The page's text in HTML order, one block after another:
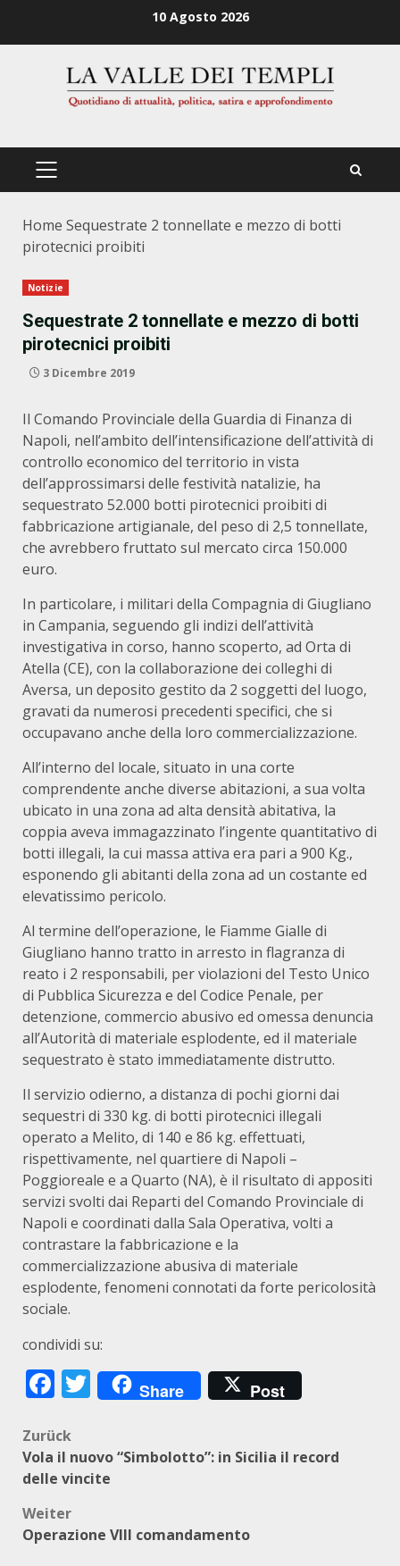
10 Agosto 2026
PRIMÄRES
Home Sequestrate 2 tonnellate e mezzo di botti
pirotecnici proibiti
Notizie
Sequestrate 2 tonnellate e mezzo di botti
pirotecnici proibiti
3 Dicembre 2019
Il Comando Provinciale della Guardia di Finanza di
Napoli, nell’ambito dell’intensificazione dell’attività di
controllo economico del territorio in vista
dell’approssimarsi delle festività natalizie, ha
sequestrato 52.000 botti pirotecnici proibiti di
fabbricazione artigianale, del peso di 2,5 tonnellate,
che avrebbero fruttato sul mercato circa 150.000
euro.
In particolare, i militari della Compagnia di Giugliano
in Campania, seguendo gli indizi dell’attività
investigativa in corso, hanno scoperto, ad Orta di
Atella (CE), con la collaborazione dei colleghi di
Aversa, un deposito gestito da 2 soggetti del luogo,
gravati da numerosi precedenti specifici, che si
occupavano anche della loro commercializzazione.
All’interno del locale, situato in una corte
comprendente anche diverse abitazioni, a sua volta
ubicato in una zona ad alta densità abitativa, la
coppia aveva immagazzinato l’ingente quantitativo di
botti illegali, la cui massa attiva era pari a 900 Kg.,
esponendo gli abitanti della zona ad un costante ed
elevatissimo pericolo.
Al termine dell’operazione, le Fiamme Gialle di
Giugliano hanno tratto in arresto in flagranza di
reato i 2 responsabili, per violazioni del Testo Unico
di Pubblica Sicurezza e del Codice Penale, per
detenzione, commercio abusivo ed omessa denuncia
all’Autorità di materiale esplodente, ed il materiale
sequestrato è stato immediatamente distrutto.
Il servizio odierno, a distanza di pochi giorni dai
sequestri di 330 kg. di botti pirotecnici illegali
operato a Melito, di 140 e 86 kg. effettuati,
rispettivamente, nel quartiere di Napoli –
Poggioreale e a Quarto (NA), è il risultato di appositi
servizi svolti dai Reparti del Comando Provinciale di
Napoli e coordinati dalla Sala Operativa, volti a
contrastare la fabbricazione e la
commercializzazione abusiva di materiale
esplodente, fenomeni connotati da forte pericolosità
sociale.
condividi su:
Facebook
Twitter
Share Post
Beitragsnavigation
Zurück
Vola il nuovo “Simbolotto”: in Sicilia il record
delle vincite
Weiter
Operazione VIII comandamento